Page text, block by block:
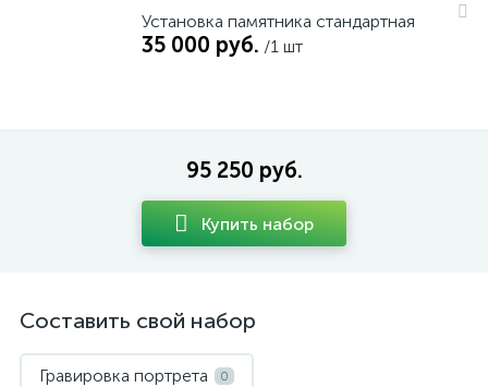
Установка памятника стандартная
35 000 руб. /1 шт
95 250 руб.
Купить набор
Составить свой набор
Гравировка портрета 0